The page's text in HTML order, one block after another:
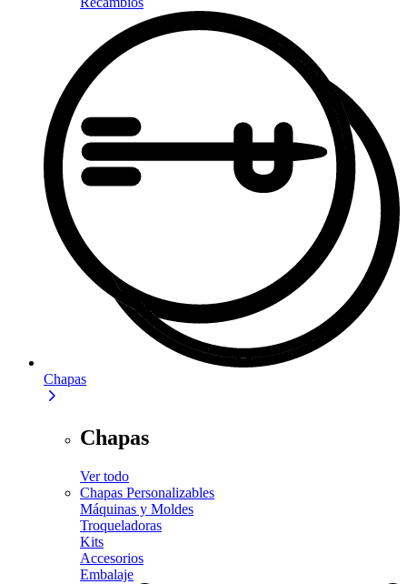
Chapas
Chapas
Ver todo
Chapas Personalizables
Máquinas y Moldes
Troqueladoras
Kits
Accesorios
Embalaje